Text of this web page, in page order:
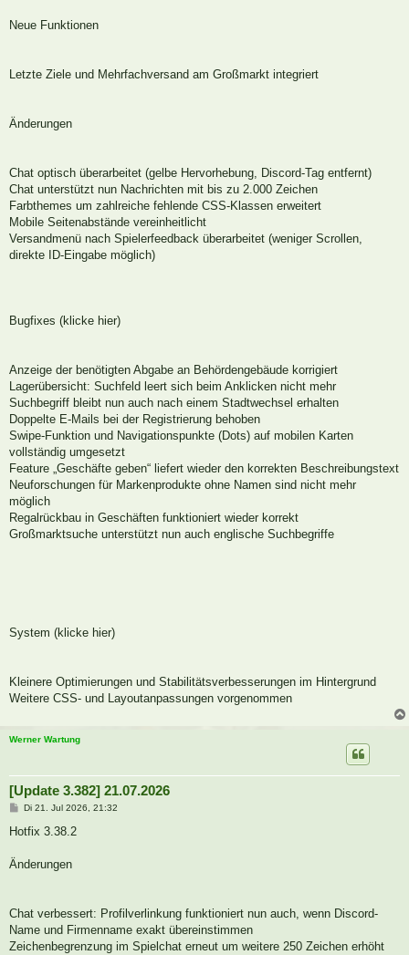
a
Neue Funktionen
Letzte Ziele und Mehrfachversand am Großmarkt integriert
Änderungen
Chat optisch überarbeitet (gelbe Hervorhebung, Discord-Tag entfernt)
Chat unterstützt nun Nachrichten mit bis zu 2.000 Zeichen
Farbthemes um zahlreiche fehlende CSS-Klassen erweitert
Mobile Seitenabstände vereinheitlicht
Versandmenü nach Spielerfeedback überarbeitet (weniger Scrollen,
direkte ID-Eingabe möglich)
Bugfixes (klicke hier)
Anzeige der benötigten Abgabe an Behördengebäude korrigiert
Lagerübersicht: Suchfeld leert sich beim Anklicken nicht mehr
Suchbegriff bleibt nun auch nach einem Stadtwechsel erhalten
Doppelte E-Mails bei der Registrierung behoben
Swipe-Funktion und Navigationspunkte (Dots) auf mobilen Karten
vollständig umgesetzt
Feature „Geschäfte geben“ liefert wieder den korrekten Beschreibungstext
Neuforschungen für Markenprodukte ohne Namen sind nicht mehr
möglich
Regalrückbau in Geschäften funktioniert wieder korrekt
Großmarktsuche unterstützt nun auch englische Suchbegriffe
System (klicke hier)
Kleinere Optimierungen und Stabilitätsverbesserungen im Hintergrund
Weitere CSS- und Layoutanpassungen vorgenommen
Werner Wartung
[Update 3.382] 21.07.2026
B
i
a
Di 21. Jul 2026, 21:32
Hotfix 3.38.2
Änderungen
Chat verbessert: Profilverlinkung funktioniert nun auch, wenn Discord-
Name und Firmenname exakt übereinstimmen
Zeichenbegrenzung im Spielchat erneut um weitere 250 Zeichen erhöht